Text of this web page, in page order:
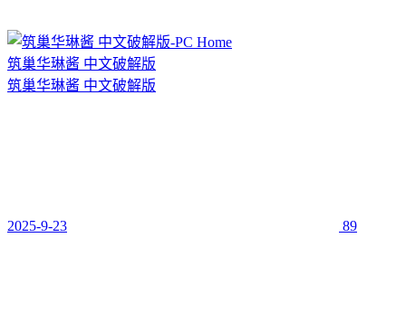
筑巢华琳酱 中文破解版
筑巢华琳酱 中文破解版
2025-9-23 89